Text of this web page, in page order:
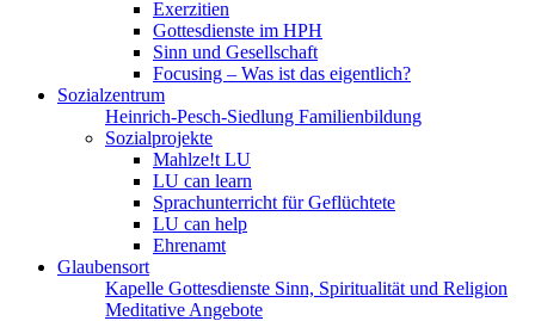
Exerzitien
Gottesdienste im HPH
Sinn und Gesellschaft
Focusing – Was ist das eigentlich?
Sozialzentrum
Heinrich-Pesch-Siedlung Familienbildung
Sozialprojekte
Mahlze!t LU
LU can learn
Sprachunterricht für Geflüchtete
LU can help
Ehrenamt
Glaubensort
Kapelle Gottesdienste Sinn, Spiritualität und Religion
Meditative Angebote